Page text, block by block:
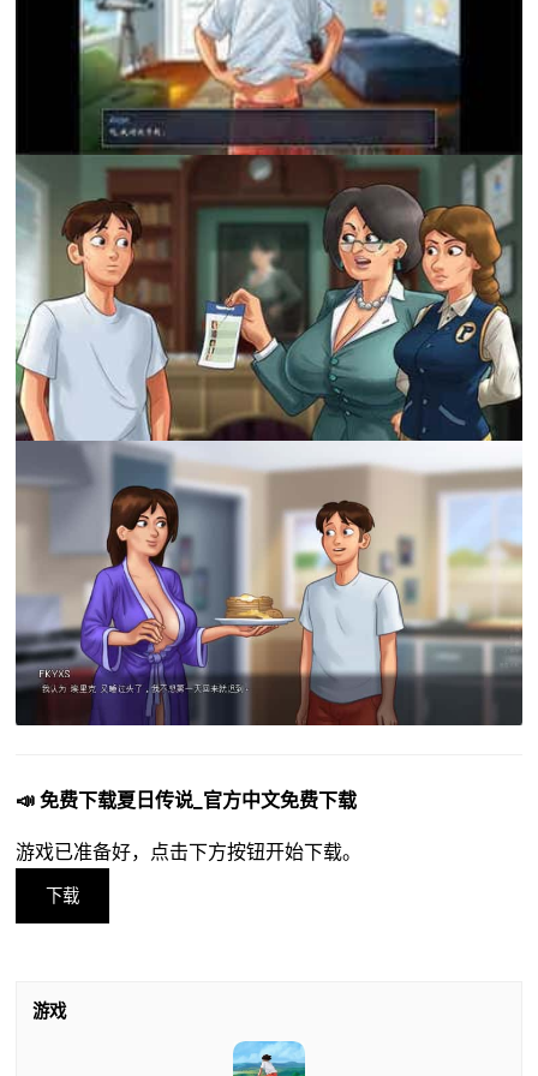
📣 免费下载夏日传说_官方中文免费下载
游戏已准备好，点击下方按钮开始下载。
下载
游戏